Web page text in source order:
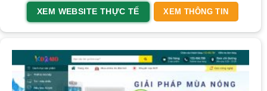
XEM WEBSITE THỰC TẾ XEM THÔNG TIN